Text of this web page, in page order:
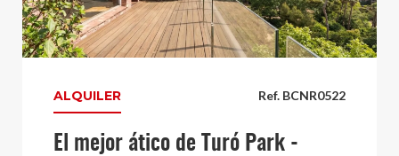
Ref. BCNR0522
ALQUILER
El mejor ático de Turó Park -